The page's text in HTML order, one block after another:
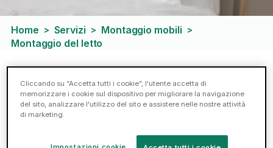
Home > Servizi > Montaggio mobili >
Montaggio del letto
Montaggio e installazione del letto
Cliccando su “Accetta tutti i cookie”, l'utente accetta di
memorizzare i cookie sul dispositivo per migliorare la navigazione
del sito, analizzare l'utilizzo del sito e assistere nelle nostre attività
di marketing.